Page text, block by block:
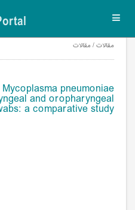
مقالات / مقالات
pneumoniae
and oropharyngeal
a comparative study